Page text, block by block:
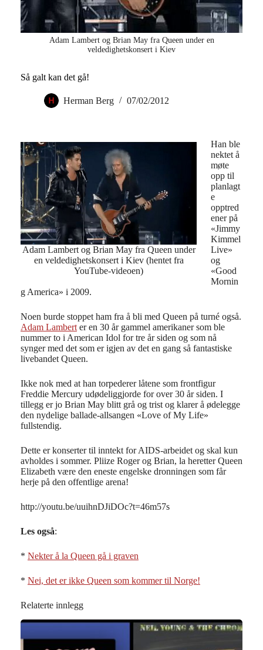
Adam Lambert og Brian May fra Queen under en
veldedighetskonsert i Kiev
Så galt kan det gå!
Herman Berg 07/02/2012
Adam Lambert og Brian May fra Queen under
en veldedighetskonsert i Kiev (hentet fra
YouTube-videoen)
Han ble
nektet å
møte
opp til
planlagt
e
opptred
ener på
«Jimmy
Kimmel
Live»
og
«Good
Mornin
g America» i 2009.
Noen burde stoppet ham fra å bli med Queen på turné også.
Adam Lambert er en 30 år gammel amerikaner som ble
nummer to i American Idol for tre år siden og som nå
synger med det som er igjen av det en gang så fantastiske
livebandet Queen.
Ikke nok med at han torpederer låtene som frontfigur
Freddie Mercury udødeliggjorde for over 30 år siden. I
tillegg er jo Brian May blitt grå og trist og klarer å ødelegge
den nydelige ballade-allsangen «Love of My Life»
fullstendig.
Dette er konserter til inntekt for AIDS-arbeidet og skal kun
avholdes i sommer. Pliize Roger og Brian, la heretter Queen
Elizabeth være den eneste engelske dronningen som får
herje på den offentlige arena!
http://youtu.be/uuihnDJiDOc?t=46m57s
Les også:
* Nekter å la Queen gå i graven
* Nei, det er ikke Queen som kommer til Norge!
Relaterte innlegg